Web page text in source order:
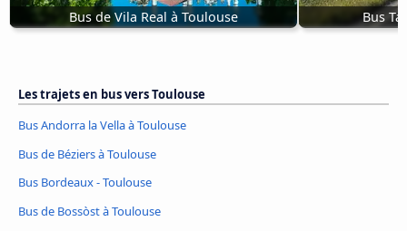
Bus de Vila Real à Toulouse Bus
Les trajets en bus vers Toulouse
Bus Andorra la Vella à Toulouse
Bus de Béziers à Toulouse
Bus Bordeaux - Toulouse
Bus de Bossòst à Toulouse